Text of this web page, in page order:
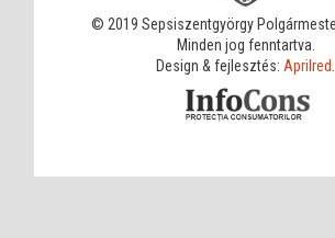
© 2019 Sepsiszentgyörgy
Minden jog fenntartva.
Design & fejlesztés: Aprilred